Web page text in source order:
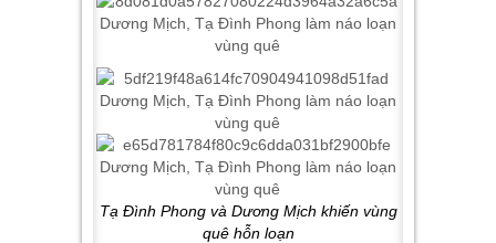
Tạ Đình Phong và Dương Mịch khiến vùng
quê hỗn loạn